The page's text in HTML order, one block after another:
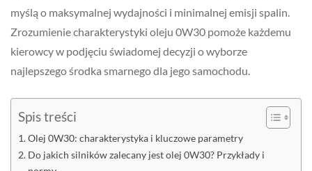
myślą o maksymalnej wydajności i minimalnej emisji spalin.
Zrozumienie charakterystyki oleju 0W30 pomoże każdemu
kierowcy w podjęciu świadomej decyzji o wyborze
najlepszego środka smarnego dla jego samochodu.
Spis treści
Olej 0W30: charakterystyka i kluczowe parametry
Do jakich silników zalecany jest olej 0W30? Przykłady i